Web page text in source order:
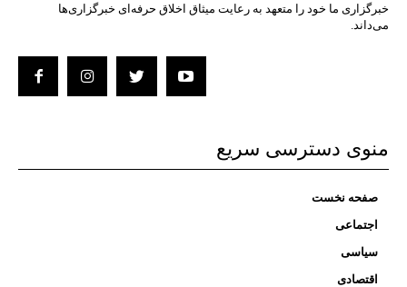
خبرگزاری ما خود را متعهد به رعایت میثاق اخلاق حرفه‌ای خبرگزاری‌ها
می‌داند.
منوی دسترسی سریع
صفحه نخست
اجتماعی
سیاسی
اقتصادی